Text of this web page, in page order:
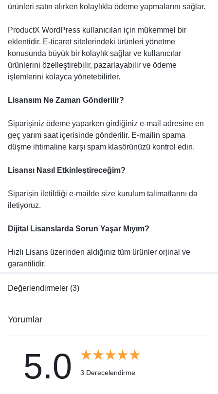
ürünleri satın alırken kolaylıkla ödeme yapmalarını sağlar.
ProductX WordPress kullanıcıları için mükemmel bir
eklentidir. E-ticaret sitelerindeki ürünleri yönetme
konusunda büyük bir kolaylık sağlar ve kullanıcılar
ürünlerini özelleştirebilir, pazarlayabilir ve ödeme
işlemlerini kolayca yönetebilirler.
Lisansım Ne Zaman Gönderilir?
Siparişiniz ödeme yaparken girdiğiniz e-mail adresine en
geç yarım saat içerisinde gönderilir. E-mailin spama
düşme ihtimaline karşı spam klasörünüzü kontrol edin.
Lisansı Nasıl Etkinleştireceğim?
Siparişin iletildiği e-mailde size kurulum talimatlarını da
iletiyoruz.
Dijital Lisanslarda Sorun Yaşar Mıyım?
Hızlı Lisans üzerinden aldığınız tüm ürünler orjinal ve
garantilidir.
Değerlendirmeler (3)
Yorumlar
5.0 3 Derecelendirme